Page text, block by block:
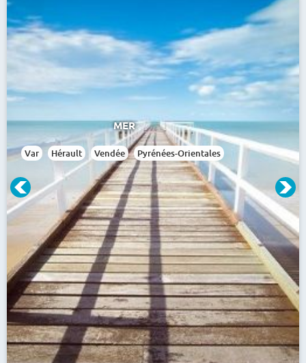
éthique indépendant.
Depuis 2005, des milliers d’internautes ont pu réaliser de
économies en comparant sur Location Vacances Express,
prix de plus de 700 professionnels du tourisme reconnus
que Pierre et Vacances, Goélia, Odalys, VVF, Maeva,
Pourquoi utiliser le comparateur
Location Vacances Express ?
Sur notre comparateur de location de vacances, nous
proposons de comparer les séjours disponibles de
de la location de vacances au prix le plus bas. La première
s'affiche toujours comme étant la moins chère.
Tout types d'hébergements sont disponibles : appartement 2,
pièces ou plus, studio 1 chambre, camping, chalet,
maison, club vacances, villages... Trouvez la location qui
convient le mieux selon plusieurs formules (vacances
MER
Var Hérault Vendée Pyrénées-Orientales